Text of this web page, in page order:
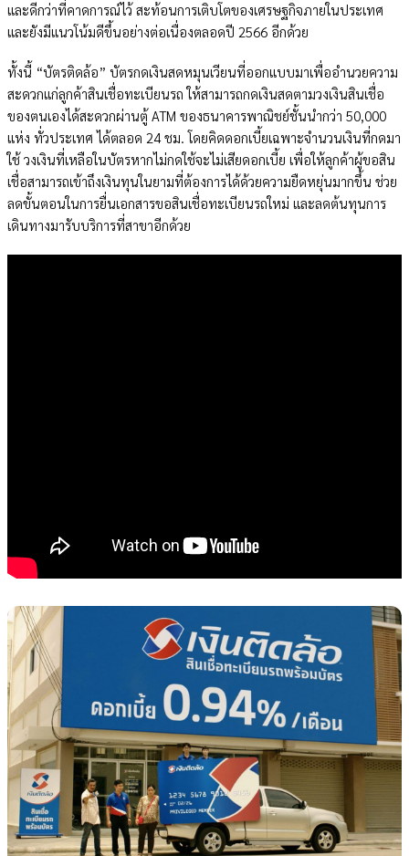
และดีกว่าที่คาดการณ์ไว้ สะท้อนการเติบโตของเศรษฐกิจภายในประเทศ
และยังมีแนวโน้มดีขึ้นอย่างต่อเนื่องตลอดปี 2566 อีกด้วย
ทั้งนี้ “บัตรติดล้อ” บัตรกดเงินสดหมุนเวียนที่ออกแบบมาเพื่ออำนวยความ
สะดวกแก่ลูกค้าสินเชื่อทะเบียนรถ ให้สามารถกดเงินสดตามวงเงินสินเชื่อ
ของตนเองได้สะดวกผ่านตู้ ATM ของธนาคารพาณิชย์ชั้นนำกว่า 50,000
แห่ง ทั่วประเทศ ได้ตลอด 24 ชม. โดยคิดดอกเบี้ยเฉพาะจำนวนเงินที่กดมา
ใช้ วงเงินที่เหลือในบัตรหากไม่กดใช้จะไม่เสียดอกเบี้ย เพื่อให้ลูกค้าผู้ขอสิน
เชื่อสามารถเข้าถึงเงินทุนในยามที่ต้องการได้ด้วยความยืดหยุ่นมากขึ้น ช่วย
ลดขั้นตอนในการยื่นเอกสารขอสินเชื่อทะเบียนรถใหม่ และลดต้นทุนการ
เดินทางมารับบริการที่สาขาอีกด้วย